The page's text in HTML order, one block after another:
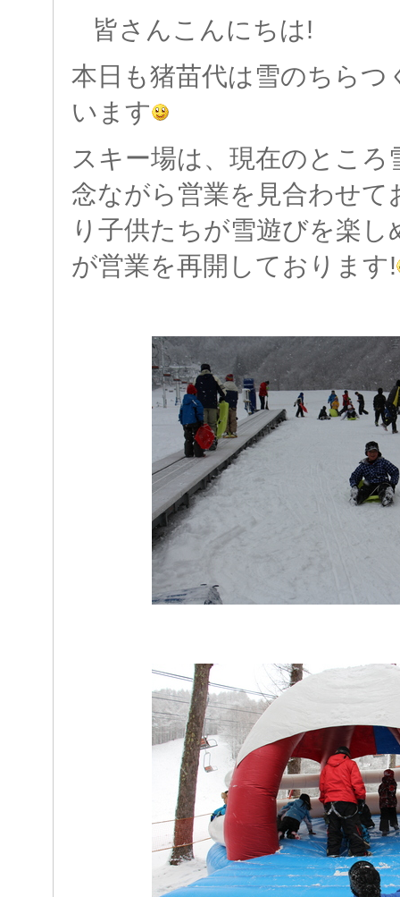
皆さんこんにちは!
本日も猪苗代は雪のちらつ
います
スキー場は、現在のところ
念ながら営業を見合わせて
り子供たちが雪遊びを楽
が営業を再開しております!